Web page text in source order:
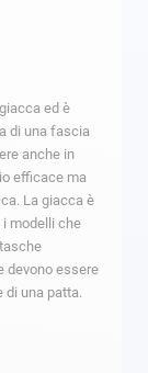
ed è
di una fascia
anche in
efficace ma
La giacca è
i modelli che
devono essere
di una patta.